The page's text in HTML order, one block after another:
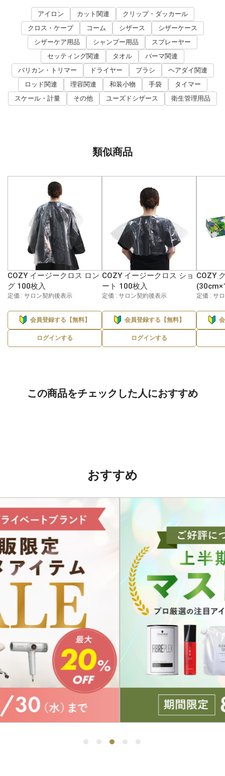
アイロン カット関連
クリップ・ダッカール
クロス・ケープ
コーム シザース
シザーケース
シザーケア用品
シャンプー用品
スプレーヤー
セッティング関連
タオル
パーマ関連
バリカン・トリマー
ドライヤー ブラシ
ヘアダイ関連
ロッド関連
理容関連 和装小物 手袋
タイマー
スケール・計量
その他 ユーズドシザース 衛生管理用品
類似商品
COZY イージークロス ロン
グ 100枚入
定価 : サロン契約後表示
会員登録する【無料】
ログインする
COZY イージークロス ショ
ート 100枚入
定価 : サロン契約後表示
会員登録する【無料】
ログインする
COZY
定価 : サ
この商品をチェックした人におすすめ
おすすめ